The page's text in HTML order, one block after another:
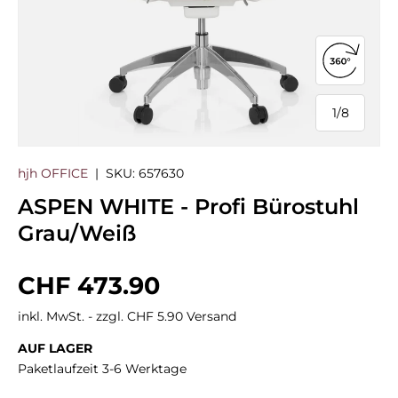
1/
von
8
360°-
hjh OFFICE | SKU: 657630
ASPEN WHITE - Profi Bürostuhl
Grau/Weiß
Normaler Preis
CHF 473.90
inkl. MwSt. - zzgl. CHF 5.90 Versand
AUF LAGER
Paketlaufzeit 3-6 Werktage